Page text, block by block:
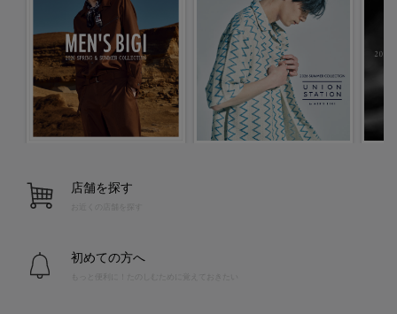
店舗を探す
お近くの店舗を探す
初めての方へ